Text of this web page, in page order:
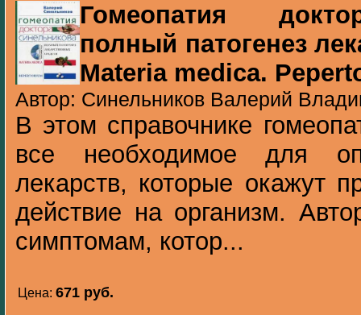
Гомеопатия
полный патогенез
Materia medica.
Автор: Синельников Валерий
В этом справочнике
все необходимое для
лекарств, которые окажут
действие на организм.
симптомам, котор...
Цена: 671 pуб.